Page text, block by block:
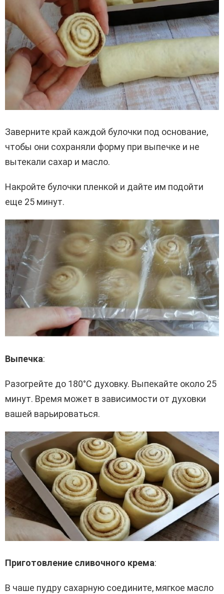
Заверните край каждой булочки под основание,
чтобы они сохраняли форму при выпечке и не
вытекали сахар и масло.
Накройте булочки пленкой и дайте им подойти
еще 25 минут.
Выпечка:
Разогрейте до 180°C духовку. Выпекайте около 25
минут. Время может в зависимости от духовки
вашей варьироваться.
Приготовление сливочного крема:
В чаше пудру сахарную соедините, мягкое масло